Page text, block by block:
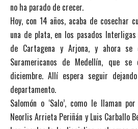
no ha parado de crecer.
Hoy, con 14 años, acaba de cosechar
una de plata, en los pasados
de Cartagena y Arjona, y ahora se
Suramericanos de Medellín, que
diciembre. Allí espera seguir
departamento.
Salomón o ‘Salo’, como le llaman
Neorlis Arrieta Periñán y Luis Carballo